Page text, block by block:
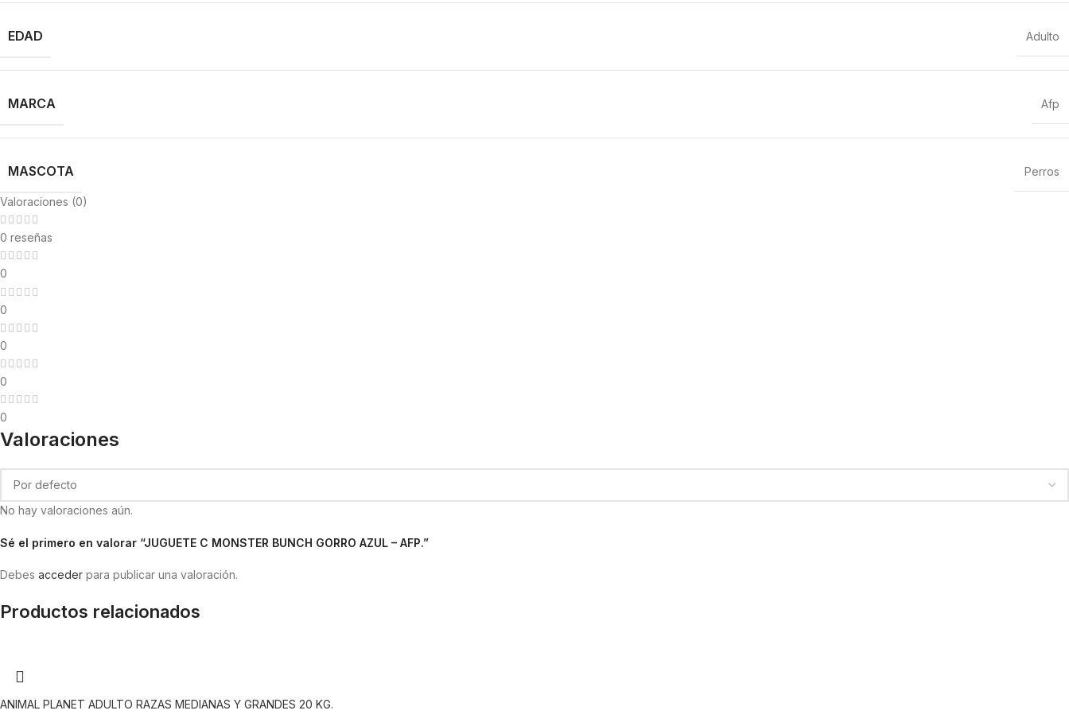
EDAD Adulto
MARCA Afp
MASCOTA Perros
Valoraciones (0)
0 reseñas
0
0
0
0
0
Valoraciones
No hay valoraciones aún.
Sé el primero en valorar “JUGUETE C MONSTER BUNCH GORRO AZUL – AFP.”
Debes acceder para publicar una valoración.
Productos relacionados
ANIMAL PLANET ADULTO RAZAS MEDIANAS Y GRANDES 20 KG.